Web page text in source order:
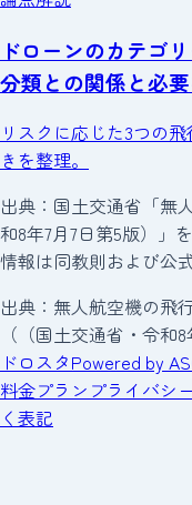
ドローンのカテゴ
分類との関係と必
リスクに応じた3つの
きを整理。
出典：国土交通省「無
和8年7月7日第5版）」
情報は同教則および公
出典：無人航空機の飛
（ （国土交通省・令和8
ドロスタPowered by
料金プラン プライバシ
く表記